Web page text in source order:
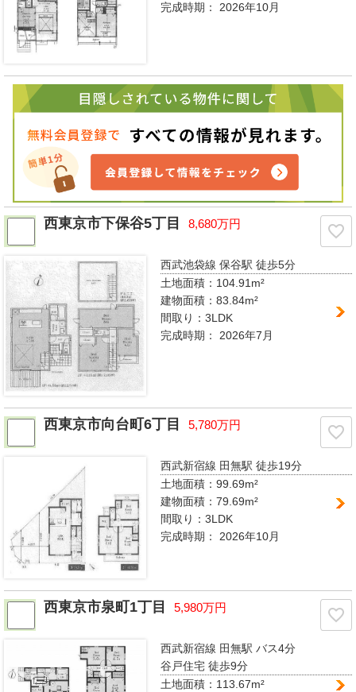
完成時期：2026年10月
西東京市下保谷5丁目 8,680万円
西武池袋線 保谷駅徒歩5分
土地面積：104.91m²
建物面積：83.84m²
間取り：3LDK
完成時期： 2026年7月
西東京市向台町6丁目 5,780万円
西武新宿線 田無駅徒歩19分
土地面積：99.69m²
建物面積：79.69m²
間取り：3LDK
完成時期： 2026年10月
西東京市泉町1丁目 5,980万円
西武新宿線 田無駅バス4分
谷戸住宅 徒歩9分
土地面積：113.67m²